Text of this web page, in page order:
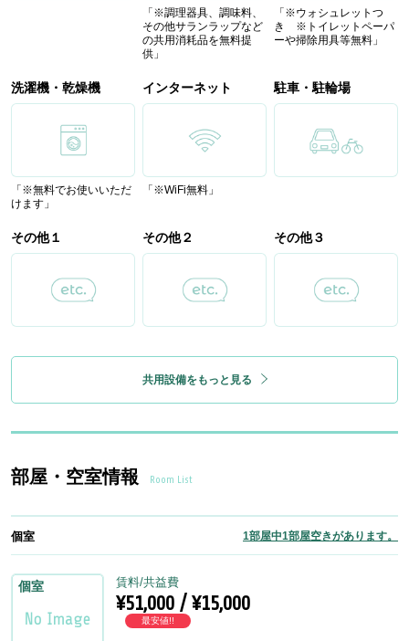
「※調理器具、調味料、
その他サランラップなど
の共用消耗品を無料提
供」
「※ウォシュレットつ
き ※トイレットペーパ
ーや掃除用具等無料」
洗濯機・乾燥機
「※無料でお使いいただ
けます」
インターネット
「※WiFi無料」
駐車・駐輪場
その他１ その他２ その他３
共用設備をもっと見る
部屋・空室情報 Room List
個室 1部屋中1部屋空きがあります。
個室 賃料/共益費
¥51,000 / ¥15,000
最安値!!